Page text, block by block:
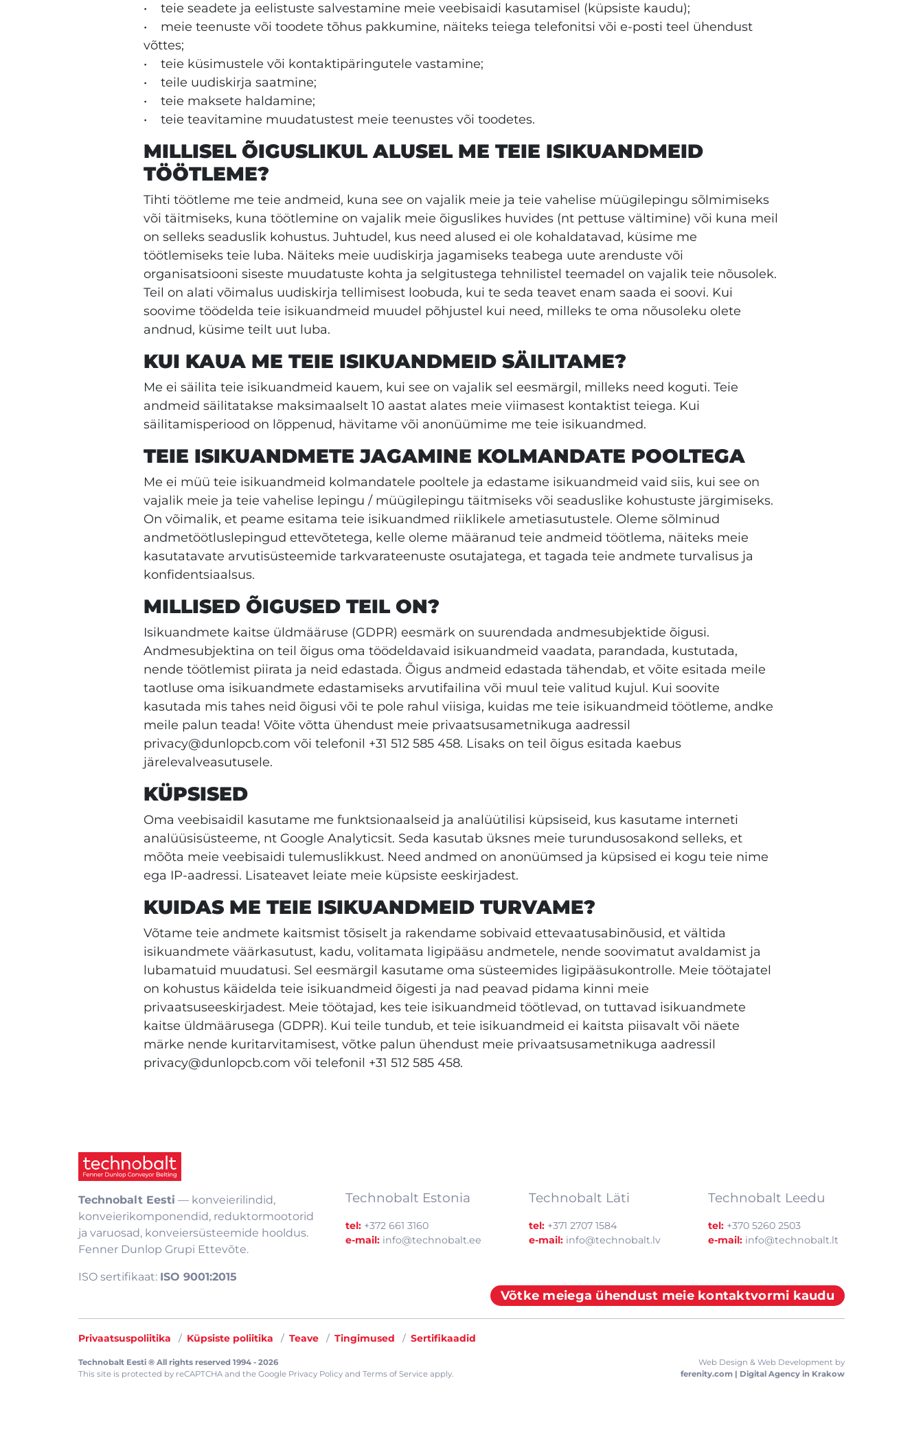
• teie seadete ja eelistuste salvestamine meie veebisaidi kasutamisel (küpsiste kaudu);
• meie teenuste või toodete tõhus pakkumine, näiteks teiega telefonitsi või e-posti teel ühendust
võttes;
• teie küsimustele või kontaktipäringutele vastamine;
• teile uudiskirja saatmine;
• teie maksete haldamine;
• teie teavitamine muudatustest meie teenustes või toodetes.
MILLISEL ÕIGUSLIKUL ALUSEL ME TEIE ISIKUANDMEID
TÖÖTLEME?
Tihti töötleme me teie andmeid, kuna see on vajalik meie ja teie vahelise müügilepingu sõlmimiseks
või täitmiseks, kuna töötlemine on vajalik meie õiguslikes huvides (nt pettuse vältimine) või kuna meil
on selleks seaduslik kohustus. Juhtudel, kus need alused ei ole kohaldatavad, küsime me
töötlemiseks teie luba. Näiteks meie uudiskirja jagamiseks teabega uute arenduste või
organisatsiooni siseste muudatuste kohta ja selgitustega tehnilistel teemadel on vajalik teie nõusolek.
Teil on alati võimalus uudiskirja tellimisest loobuda, kui te seda teavet enam saada ei soovi. Kui
soovime töödelda teie isikuandmeid muudel põhjustel kui need, milleks te oma nõusoleku olete
andnud, küsime teilt uut luba.
KUI KAUA ME TEIE ISIKUANDMEID SÄILITAME?
Me ei säilita teie isikuandmeid kauem, kui see on vajalik sel eesmärgil, milleks need koguti. Teie
andmeid säilitatakse maksimaalselt 10 aastat alates meie viimasest kontaktist teiega. Kui
säilitamisperiood on lõppenud, hävitame või anonüümime me teie isikuandmed.
TEIE ISIKUANDMETE JAGAMINE KOLMANDATE POOLTEGA
Me ei müü teie isikuandmeid kolmandatele pooltele ja edastame isikuandmeid vaid siis, kui see on
vajalik meie ja teie vahelise lepingu / müügilepingu täitmiseks või seaduslike kohustuste järgimiseks.
On võimalik, et peame esitama teie isikuandmed riiklikele ametiasutustele. Oleme sõlminud
andmetöötluslepingud ettevõtetega, kelle oleme määranud teie andmeid töötlema, näiteks meie
kasutatavate arvutisüsteemide tarkvarateenuste osutajatega, et tagada teie andmete turvalisus ja
konfidentsiaalsus.
MILLISED ÕIGUSED TEIL ON?
Isikuandmete kaitse üldmääruse (GDPR) eesmärk on suurendada andmesubjektide õigusi.
Andmesubjektina on teil õigus oma töödeldavaid isikuandmeid vaadata, parandada, kustutada,
nende töötlemist piirata ja neid edastada. Õigus andmeid edastada tähendab, et võite esitada meile
taotluse oma isikuandmete edastamiseks arvutifailina või muul teie valitud kujul. Kui soovite
kasutada mis tahes neid õigusi või te pole rahul viisiga, kuidas me teie isikuandmeid töötleme, andke
meile palun teada! Võite võtta ühendust meie privaatsusametnikuga aadressil
privacy@dunlopcb.com või telefonil +31 512 585 458. Lisaks on teil õigus esitada kaebus
järelevalveasutusele.
KÜPSISED
Oma veebisaidil kasutame me funktsionaalseid ja analüütilisi küpsiseid, kus kasutame interneti
analüüsisüsteeme, nt Google Analyticsit. Seda kasutab üksnes meie turundusosakond selleks, et
mõõta meie veebisaidi tulemuslikkust. Need andmed on anonüümsed ja küpsised ei kogu teie nime
ega IP-aadressi. Lisateavet leiate meie küpsiste eeskirjadest.
KUIDAS ME TEIE ISIKUANDMEID TURVAME?
Võtame teie andmete kaitsmist tõsiselt ja rakendame sobivaid ettevaatusabinõusid, et vältida
isikuandmete väärkasutust, kadu, volitamata ligipääsu andmetele, nende soovimatut avaldamist ja
lubamatuid muudatusi. Sel eesmärgil kasutame oma süsteemides ligipääsukontrolle. Meie töötajatel
on kohustus käidelda teie isikuandmeid õigesti ja nad peavad pidama kinni meie
privaatsuseeskirjadest. Meie töötajad, kes teie isikuandmeid töötlevad, on tuttavad isikuandmete
kaitse üldmäärusega (GDPR). Kui teile tundub, et teie isikuandmeid ei kaitsta piisavalt või näete
märke nende kuritarvitamisest, võtke palun ühendust meie privaatsusametnikuga aadressil
privacy@dunlopcb.com või telefonil +31 512 585 458.
Technobalt Eesti — konveierilindid,
konveierikomponendid, reduktormootorid
ja varuosad, konveiersüsteemide hooldus.
Fenner Dunlop Grupi Ettevõte.
ISO sertifikaat: ISO 9001:2015
Technobalt Estonia
tel: +372 661 3160
e-mail: info@technobalt.ee
Technobalt Läti
tel: +371 2707 1584
e-mail: info@technobalt.lv
Technobalt Leedu
tel: +370 5260 2503
e-mail: info@technobalt.lt
Võtke meiega ühendust meie kontaktvormi kaudu
Privaatsuspoliitika Küpsiste poliitika Teave Tingimused Sertifikaadid
Technobalt Eesti ® All rights reserved 1994 - 2026
This site is protected by reCAPTCHA and the Google Privacy Policy and Terms of Service apply.
Web Design & Web Development by
ferenity.com | Digital Agency in Krakow